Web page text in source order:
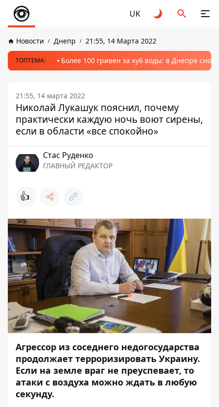
UK
Новости Днепр 21:55, 14 Марта 2022
ТОПТЕМА: Более 100 гривен за куб воды: в Днепре
21:55, 14 марта 2022
Николай Лукашук пояснил, почему
практически каждую ночь воют сирены,
если в области «все спокойно»
Стаc Руденко
ГЛАВНЫЙ РЕДАКТОР
👍
Агрессор из соседнего недогосударства
продолжает терроризировать Украину.
Если на земле враг не преуспевает, то
атаки с воздуха можно ждать в любую
секунду.